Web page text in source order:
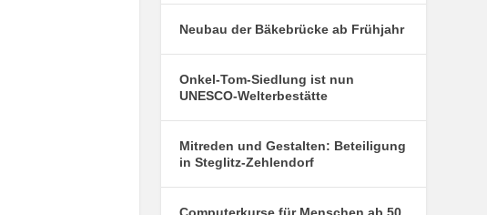
Neubau der Bäkebrücke ab Frühjahr
Onkel-Tom-Siedlung ist nun
UNESCO-Welterbestätte
Mitreden und Gestalten: Beteiligung
in Steglitz-Zehlendorf
Computerkurse für Menschen ab 50